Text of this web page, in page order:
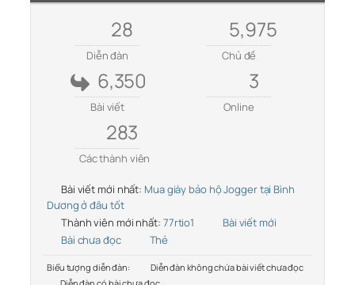
28
Diễn đàn
5,975
Chủ đề
6,350
Bài viết
3
Online
283
Các thành viên
Bài viết mới nhất: Mua giày bảo hộ Jogger tại Bình
Dương ở đâu tốt
Thành viên mới nhất: 77rtio1
Bài viết mới
Bài chưa đọc
Thẻ
Biểu tượng diễn đàn:
Diễn đàn không chứa bài viết chưa đọc